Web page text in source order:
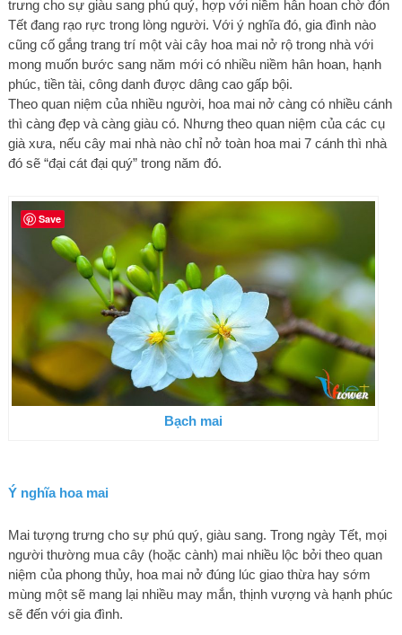
trưng cho sự giàu sang phú quý, hợp với niềm hân hoan chờ đón
Tết đang rạo rực trong lòng người. Với ý nghĩa đó, gia đình nào
cũng cố gắng trang trí một vài cây hoa mai nở rộ trong nhà với
mong muốn bước sang năm mới có nhiều niềm hân hoan, hạnh
phúc, tiền tài, công danh được dâng cao gấp bội.
Theo quan niệm của nhiều người, hoa mai nở càng có nhiều cánh
thì càng đẹp và càng giàu có. Nhưng theo quan niệm của các cụ
già xưa, nếu cây mai nhà nào chỉ nở toàn hoa mai 7 cánh thì nhà
đó sẽ “đại cát đại quý” trong năm đó.
Bạch mai
Ý nghĩa hoa mai
Mai tượng trưng cho sự phú quý, giàu sang. Trong ngày Tết, mọi
người thường mua cây (hoặc cành) mai nhiều lộc bởi theo quan
niệm của phong thủy, hoa mai nở đúng lúc giao thừa hay sớm
mùng một sẽ mang lại nhiều may mắn, thịnh vượng và hạnh phúc
sẽ đến với gia đình.
Save